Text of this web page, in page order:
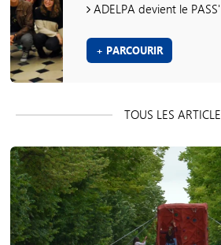
ADELPA devient le PASS'
+ PARCOURIR